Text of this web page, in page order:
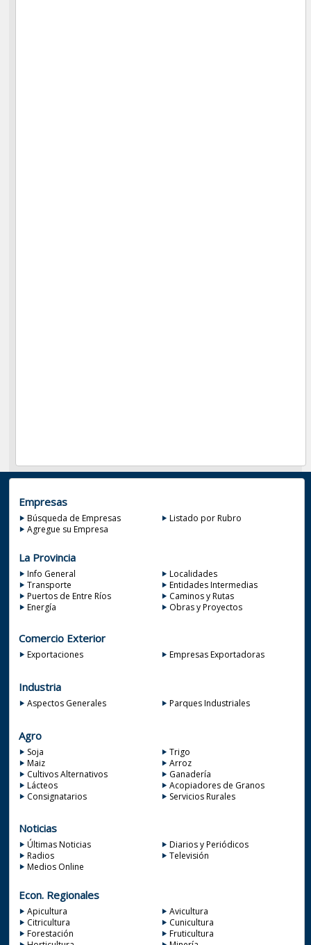
Empresas
Búsqueda de Empresas
Listado por Rubro
Agregue su Empresa
La Provincia
Info General
Localidades
Transporte
Entidades Intermedias
Puertos de Entre Ríos
Caminos y Rutas
Energía
Obras y Proyectos
Comercio Exterior
Exportaciones Empresas Exportadoras
Industria
Aspectos Generales Parques Industriales
Agro
Soja
Trigo
Maiz
Arroz
Cultivos Alternativos
Ganadería
Lácteos
Acopiadores de Granos
Consignatarios
Servicios Rurales
Noticias
Últimas Noticias
Diarios y Periódicos
Radios
Televisión
Medios Online
Econ. Regionales
Apicultura
Avicultura
Citricultura
Cunicultura
Forestación
Fruticultura